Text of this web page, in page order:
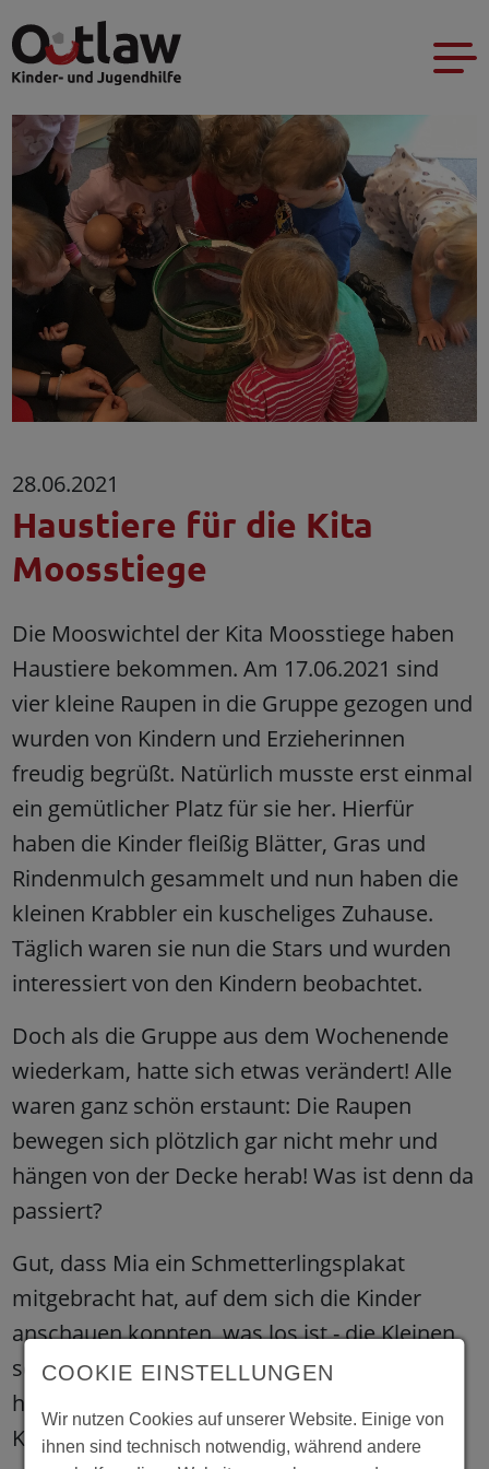
28.06.2021
Haustiere für die Kita
Moosstiege
Die Mooswichtel der Kita Moosstiege haben
Haustiere bekommen. Am 17.06.2021 sind
vier kleine Raupen in die Gruppe gezogen und
wurden von Kindern und Erzieherinnen
freudig begrüßt. Natürlich musste erst einmal
ein gemütlicher Platz für sie her. Hierfür
haben die Kinder fleißig Blätter, Gras und
Rindenmulch gesammelt und nun haben die
kleinen Krabbler ein kuscheliges Zuhause.
Täglich waren sie nun die Stars und wurden
interessiert von den Kindern beobachtet.
Doch als die Gruppe aus dem Wochenende
wiederkam, hatte sich etwas verändert! Alle
waren ganz schön erstaunt: Die Raupen
bewegen sich plötzlich gar nicht mehr und
hängen von der Decke herab! Was ist denn da
passiert?
Gut, dass Mia ein Schmetterlingsplakat
mitgebracht hat, auf dem sich die Kinder
anschauen konnten, was los ist - die Kleinen
schlafen nun ganz lange und werden dann
hoffentlich bald als Schmetterlinge aus ihren
Kokons schlüpfen.
COOKIE EINSTELLUNGEN
Wir nutzen Cookies auf unserer Website. Einige von
ihnen sind technisch notwendig, während andere